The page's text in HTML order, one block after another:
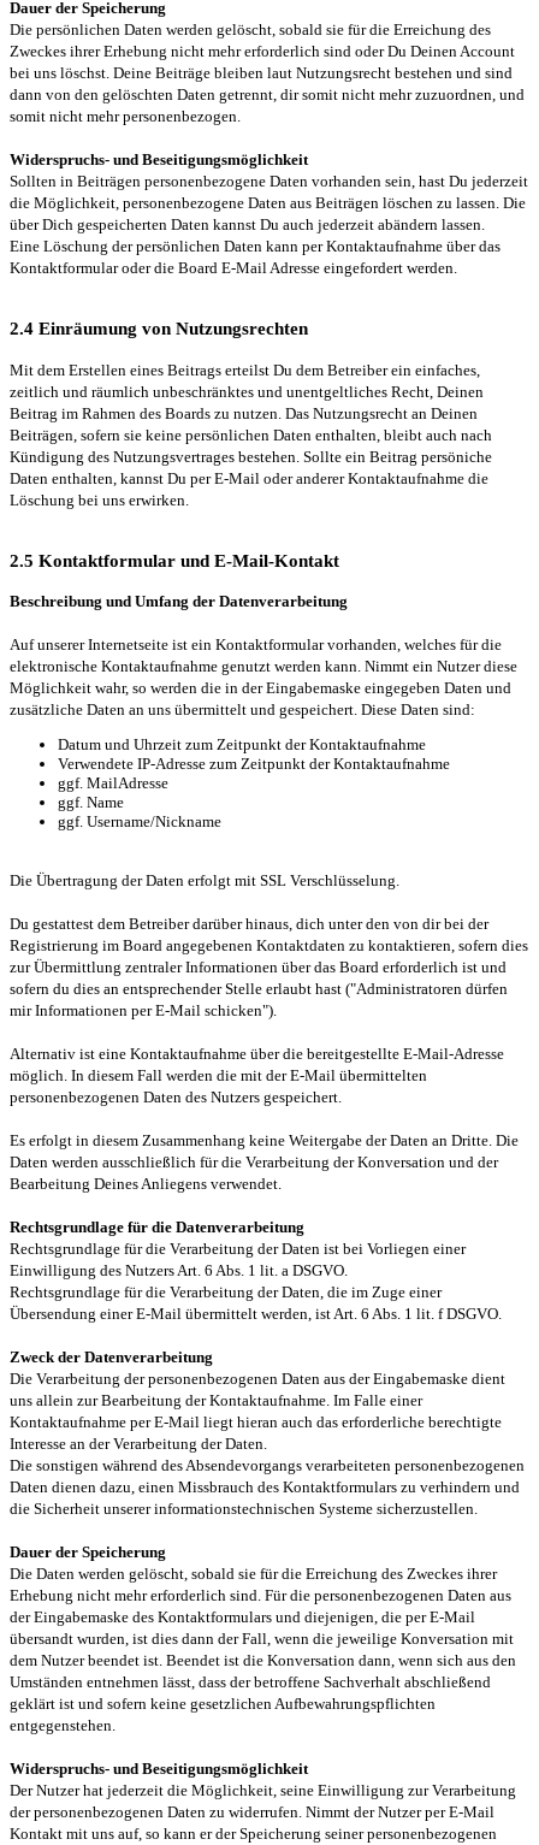
Dauer der Speicherung
Die persönlichen Daten werden gelöscht, sobald sie für die Erreichung des
Zweckes ihrer Erhebung nicht mehr erforderlich sind oder Du Deinen Account
bei uns löschst. Deine Beiträge bleiben laut Nutzungsrecht bestehen und sind
dann von den gelöschten Daten getrennt, dir somit nicht mehr zuzuordnen, und
somit nicht mehr personenbezogen.
Widerspruchs- und Beseitigungsmöglichkeit
Sollten in Beiträgen personenbezogene Daten vorhanden sein, hast Du jederzeit
die Möglichkeit, personenbezogene Daten aus Beiträgen löschen zu lassen. Die
über Dich gespeicherten Daten kannst Du auch jederzeit abändern lassen.
Eine Löschung der persönlichen Daten kann per Kontaktaufnahme über das
Kontaktformular oder die Board E-Mail Adresse eingefordert werden.
2.4 Einräumung von Nutzungsrechten
Mit dem Erstellen eines Beitrags erteilst Du dem Betreiber ein einfaches,
zeitlich und räumlich unbeschränktes und unentgeltliches Recht, Deinen
Beitrag im Rahmen des Boards zu nutzen. Das Nutzungsrecht an Deinen
Beiträgen, sofern sie keine persönlichen Daten enthalten, bleibt auch nach
Kündigung des Nutzungsvertrages bestehen. Sollte ein Beitrag persöniche
Daten enthalten, kannst Du per E-Mail oder anderer Kontaktaufnahme die
Löschung bei uns erwirken.
2.5 Kontaktformular und E-Mail-Kontakt
Beschreibung und Umfang der Datenverarbeitung
Auf unserer Internetseite ist ein Kontaktformular vorhanden, welches für die
elektronische Kontaktaufnahme genutzt werden kann. Nimmt ein Nutzer diese
Möglichkeit wahr, so werden die in der Eingabemaske eingegeben Daten und
zusätzliche Daten an uns übermittelt und gespeichert. Diese Daten sind:
Datum und Uhrzeit zum Zeitpunkt der Kontaktaufnahme
Verwendete IP-Adresse zum Zeitpunkt der Kontaktaufnahme
ggf. MailAdresse
ggf. Name
ggf. Username/Nickname
Die Übertragung der Daten erfolgt mit SSL Verschlüsselung.
Du gestattest dem Betreiber darüber hinaus, dich unter den von dir bei der
Registrierung im Board angegebenen Kontaktdaten zu kontaktieren, sofern dies
zur Übermittlung zentraler Informationen über das Board erforderlich ist und
sofern du dies an entsprechender Stelle erlaubt hast ("Administratoren dürfen
mir Informationen per E-Mail schicken").
Alternativ ist eine Kontaktaufnahme über die bereitgestellte E-Mail-Adresse
möglich. In diesem Fall werden die mit der E-Mail übermittelten
personenbezogenen Daten des Nutzers gespeichert.
Es erfolgt in diesem Zusammenhang keine Weitergabe der Daten an Dritte. Die
Daten werden ausschließlich für die Verarbeitung der Konversation und der
Bearbeitung Deines Anliegens verwendet.
Rechtsgrundlage für die Datenverarbeitung
Rechtsgrundlage für die Verarbeitung der Daten ist bei Vorliegen einer
Einwilligung des Nutzers Art. 6 Abs. 1 lit. a DSGVO.
Rechtsgrundlage für die Verarbeitung der Daten, die im Zuge einer
Übersendung einer E-Mail übermittelt werden, ist Art. 6 Abs. 1 lit. f DSGVO.
Zweck der Datenverarbeitung
Die Verarbeitung der personenbezogenen Daten aus der Eingabemaske dient
uns allein zur Bearbeitung der Kontaktaufnahme. Im Falle einer
Kontaktaufnahme per E-Mail liegt hieran auch das erforderliche berechtigte
Interesse an der Verarbeitung der Daten.
Die sonstigen während des Absendevorgangs verarbeiteten personenbezogenen
Daten dienen dazu, einen Missbrauch des Kontaktformulars zu verhindern und
die Sicherheit unserer informationstechnischen Systeme sicherzustellen.
Dauer der Speicherung
Die Daten werden gelöscht, sobald sie für die Erreichung des Zweckes ihrer
Erhebung nicht mehr erforderlich sind. Für die personenbezogenen Daten aus
der Eingabemaske des Kontaktformulars und diejenigen, die per E-Mail
übersandt wurden, ist dies dann der Fall, wenn die jeweilige Konversation mit
dem Nutzer beendet ist. Beendet ist die Konversation dann, wenn sich aus den
Umständen entnehmen lässt, dass der betroffene Sachverhalt abschließend
geklärt ist und sofern keine gesetzlichen Aufbewahrungspflichten
entgegenstehen.
Widerspruchs- und Beseitigungsmöglichkeit
Der Nutzer hat jederzeit die Möglichkeit, seine Einwilligung zur Verarbeitung
der personenbezogenen Daten zu widerrufen. Nimmt der Nutzer per E-Mail
Kontakt mit uns auf, so kann er der Speicherung seiner personenbezogenen